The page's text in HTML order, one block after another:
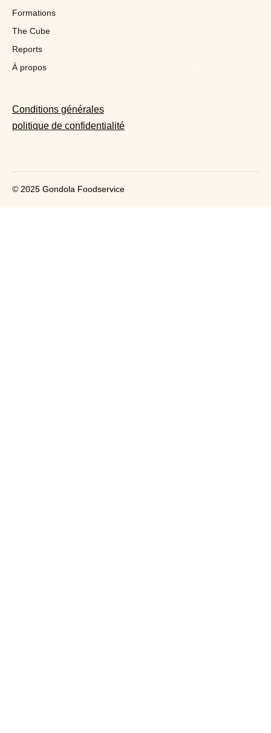
© 2025 Gondola Foodservice
Formations
The Cube
Reports
À propos
Conditions générales
politique de confidentialité